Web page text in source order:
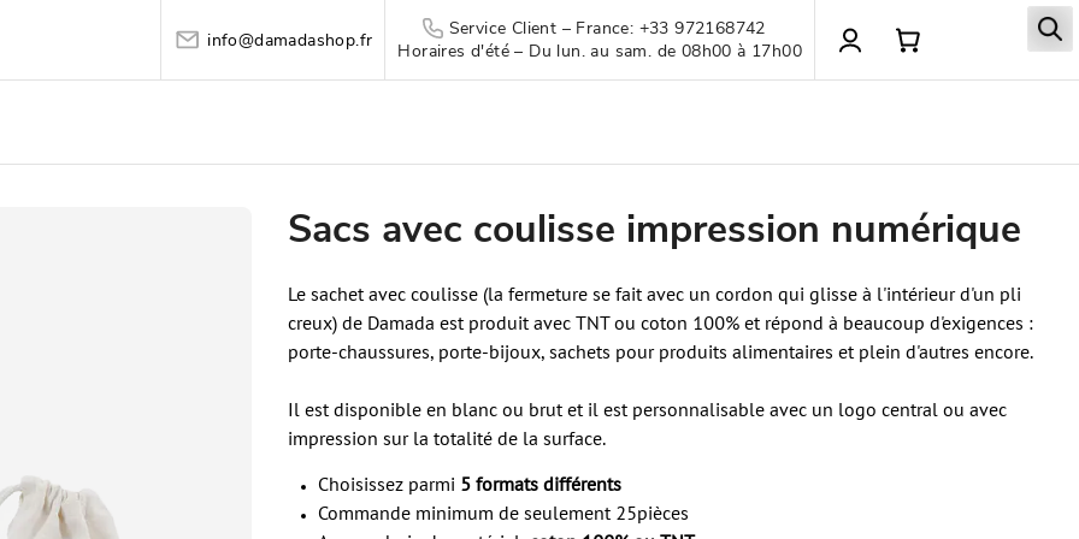
info@damadashop.fr
Service Client – France: +33 972168742
Horaires d'été – Du lun. au sam. de 08h00 à 17h00
Sacs avec coulisse impression numérique
Le sachet avec coulisse (la fermeture se fait avec un cordon qui glisse à l'intérieur d'un pli
creux) de Damada est produit avec TNT ou coton 100% et répond à beaucoup d'exigences :
porte-chaussures, porte-bijoux, sachets pour produits alimentaires et plein d'autres encore.
Il est disponible en blanc ou brut et il est personnalisable avec un logo central ou avec
impression sur la totalité de la surface.
Choisissez parmi 5 formats différents
Commande minimum de seulement 25pièces